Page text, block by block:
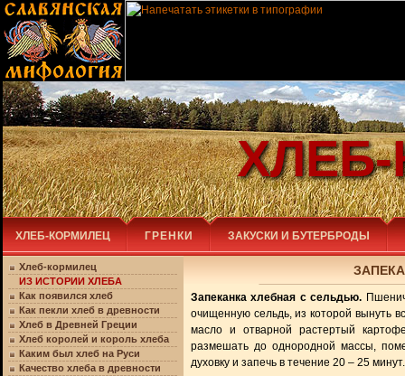
ХЛЕБ-КОРМИЛЕЦ ГРЕНКИ ЗАКУСКИ И БУТЕРБРОДЫ
Хлеб-кормилец
ИЗ ИСТОРИИ ХЛЕБА
Как появился хлеб
Как пекли хлеб в древности
Хлеб в Древней Греции
Хлеб королей и король хлеба
Каким был хлеб на Руси
Качество хлеба в древности
Запеканка хлебная с сельдью.
очищенную сельдь, из которой вынуть
масло и отварной растертый
размешать до однородной массы,
духовку и запечь в течение 20 – 25 минут.